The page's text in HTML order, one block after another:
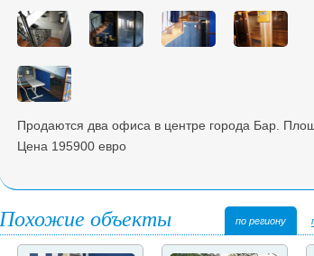
Продаются два офиса в центре города Бар.
Цена 195900 евро
Похожие объекты по региону